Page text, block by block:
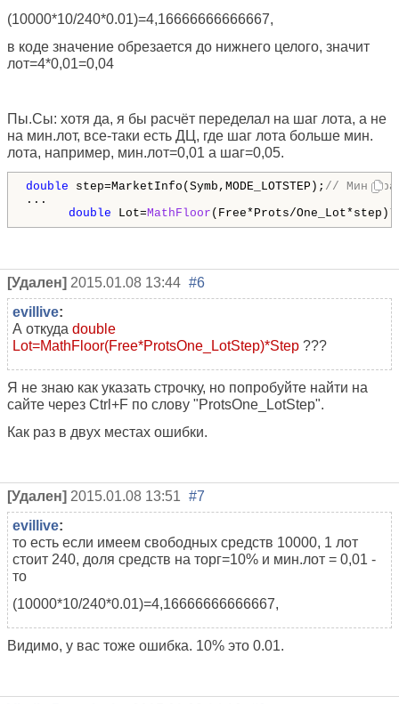
(10000*10/240*0.01)=4,16666666666667,
в коде значение обрезается до нижнего целого, значит
лот=4*0,01=0,04
Пы.Сы: хотя да, я бы расчёт переделал на шаг лота, а не
на мин.лот, все-таки есть ДЦ, где шаг лота больше мин.
лота, например, мин.лот=0,01 а шаг=0,05.
double step=MarketInfo(Symb,MODE_LOTSTEP); // Мин.
...
double Lot=MathFloor (Free*Prots/
[Удален] 2015.01.08 13:44 #6
evillive:
А откуда double
Lot=MathFloor(Free*ProtsOne_LotStep)*Step ???
Я не знаю как указать строчку, но попробуйте найти на
сайте через Ctrl+F по слову "ProtsOne_LotStep".
Как раз в двух местах ошибки.
[Удален] 2015.01.08 13:51 #7
evillive:
то есть если имеем свободных средств 10000, 1 лот
стоит 240, доля средств на торг=10% и мин.лот = 0,01 -
то
(10000*10/240*0.01)=4,16666666666667,
Видимо, у вас тоже ошибка. 10% это 0.01.